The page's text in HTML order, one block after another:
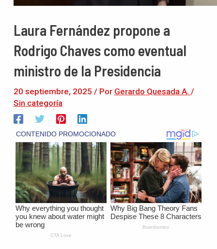
Laura Fernández propone a
Rodrigo Chaves como eventual
ministro de la Presidencia
20 septiembre, 2025 / Por Gerardo Quesada A. /
Sin categoría